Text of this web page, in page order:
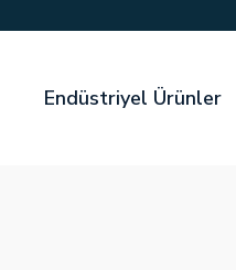
Endüstriyel Ürünler